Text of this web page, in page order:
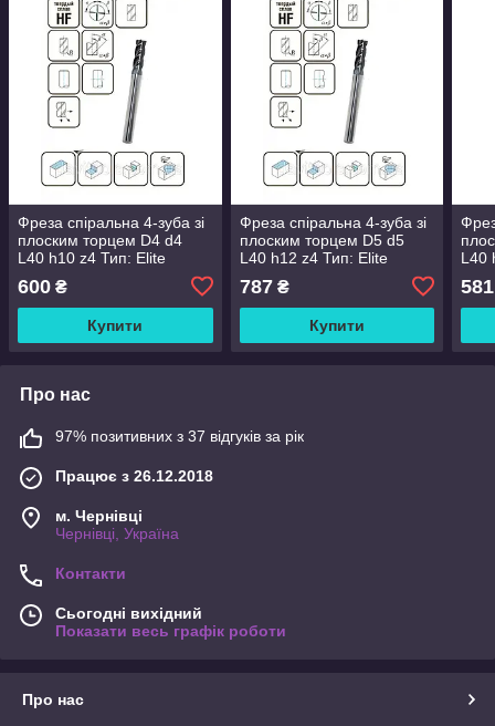
Фреза спіральна 4-зуба зі
плоским торцем D4 d4
L40 h10 z4 Тип: Elite
600 ₴
Купити
Фреза спіральна 4-зуба зі
плоским торцем D5 d5
L40 h12 z4 Тип: Elite
787₴
Купити
L40
581
Про нас
97% позитивних з 37 відгуків за рік
Працює з 26.12.2018
м. Чернівці
Чернівці, Україна
Контакти
Сьогодні вихідний
Показати весь графік роботи
Про нас